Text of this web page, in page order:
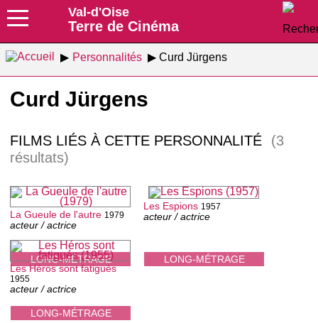
Val-d'Oise
Terre de Cinéma
Personnalités Curd Jürgens
Curd Jürgens
FILMS LIÉS À CETTE PERSONNALITÉ
(3
résultats)
LONG-MÉTRAGE
La Gueule de l'autre 1979
acteur / actrice
LONG-MÉTRAGE
Les Espions 1957
acteur / actrice
LONG-MÉTRAGE
Les Héros sont fatigués
1955
acteur / actrice